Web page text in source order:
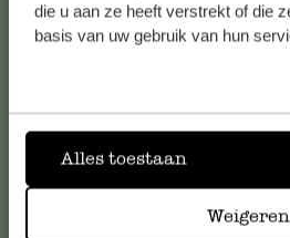
die u aan ze heeft verstrekt of die
basis van uw gebruik van hun
Alles toestaan
Weigeren
Falls Sie Fragen haben oder Tipps
Sie sich bitte an unseren